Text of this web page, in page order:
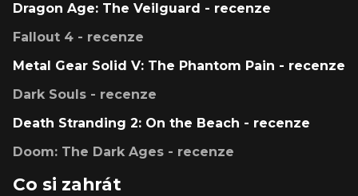
Dragon Age: The Veilguard - recenze
Fallout 4 - recenze
Metal Gear Solid V: The Phantom Pain - recenze
Dark Souls - recenze
Death Stranding 2: On the Beach - recenze
Doom: The Dark Ages - recenze
Co si zahrát